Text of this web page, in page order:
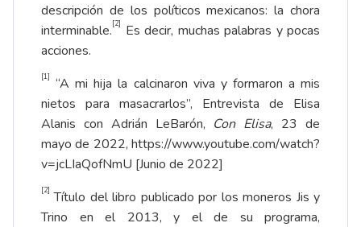
descripción de los políticos mexicanos: la chora
interminable.[2]
Es decir, muchas palabras y pocas
acciones.
[1]
“A mi hija la calcinaron viva y formaron a mis
nietos para masacrarlos”, Entrevista de Elisa
Alanis con Adrián LeBarón, Con Elisa, 23 de
mayo de 2022, https://www.youtube.com/watch?
v=jcLIaQofNmU [Junio de 2022]
[2] Título del libro publicado por los moneros Jis y
Trino en el 2013, y el de su programa,